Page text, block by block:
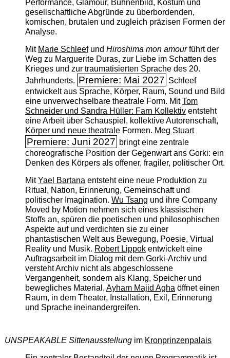
Performance, Glamour, Bühnenbild, Kostüm und
gesellschaftliche Abgründe zu überbordenden,
komischen, brutalen und zugleich präzisen Formen der
Analyse.
Mit Marie Schleefund Hiroshima mon amourführt der
Weg zu Marguerite Duras, zur Liebe im Schatten des
Krieges und zur traumatisierten Sprache des 20.
Jahrhunderts. Premiere: Mai 2027 Schleef
entwickelt aus Sprache, Körper, Raum, Sound und Bild
eine unverwechselbare theatrale Form. MitTom
Schneider und Sandra Hüller: Farn Kollektiventsteht
eine Arbeit über Schauspiel, kollektive Autorenschaft,
Körper und neue theatrale Formen. Meg Stuart
Premiere: Juni 2027 bringt eine zentrale
choreografische Position der Gegenwart ans Gorki: ein
Denken des Körpers als offener, fragiler, politischer Ort.
MitYael Bartanaentsteht eine neue Produktion zu
Ritual, Nation, Erinnerung, Gemeinschaft und
politischer Imagination. Wu Tsang und ihre Company
Moved by Motion nehmen sich eines klassischen
Stoffs an, spüren die poetischen und philosophischen
Aspekte auf und verdichten sie zu einer
phantastischen Welt aus Bewegung, Poesie, Virtual
Reality und Musik. Robert Lippokentwickelt eine
Auftragsarbeit im Dialog mit dem Gorki-Archiv und
versteht Archiv nicht als abgeschlossene
Vergangenheit, sondern als Klang, Speicher und
bewegliches Material. Ayham Majid Aghaöffnet einen
Raum, in dem Theater, Installation, Exil, Erinnerung
und Sprache ineinandergreifen.
UNSPEAKABLE Sittenausstellungim Kronprinzenpalais